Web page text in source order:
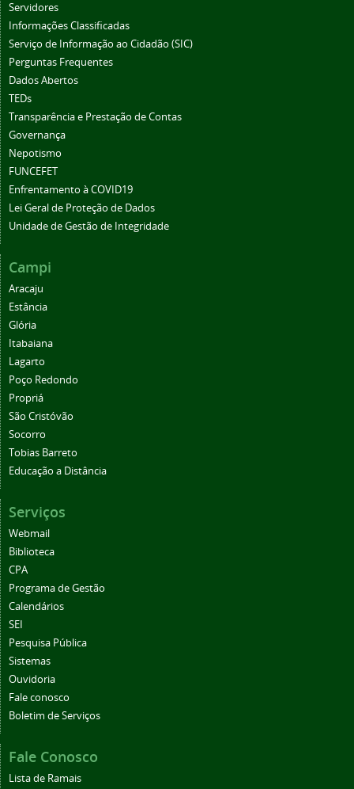
Servidores
Informações Classificadas
Serviço de Informação ao Cidadão (SIC)
Perguntas Frequentes
Dados Abertos
TEDs
Transparência e Prestação de Contas
Governança
Nepotismo
FUNCEFET
Enfrentamento à COVID19
Lei Geral de Proteção de Dados
Unidade de Gestão de Integridade
Campi
Aracaju
Estância
Glória
Itabaiana
Lagarto
Poço Redondo
Propriá
São Cristóvão
Socorro
Tobias Barreto
Educação a Distância
Serviços
Webmail
Biblioteca
CPA
Programa de Gestão
Calendários
SEI
Pesquisa Pública
Sistemas
Ouvidoria
Fale conosco
Boletim de Serviços
Fale Conosco
Lista de Ramais